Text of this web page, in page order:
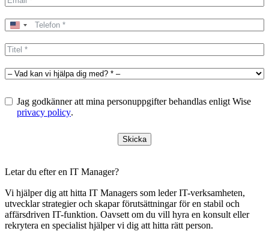
United
+1
Jag godkänner att mina personuppgifter behandlas enligt Wise
privacy policy.
Skicka
Letar du efter en IT Manager?
Vi hjälper dig att hitta IT Managers som leder IT-verksamheten,
utvecklar strategier och skapar förutsättningar för en stabil och
affärsdriven IT-funktion. Oavsett om du vill hyra en konsult eller
rekrytera en specialist hjälper vi dig att hitta rätt person.